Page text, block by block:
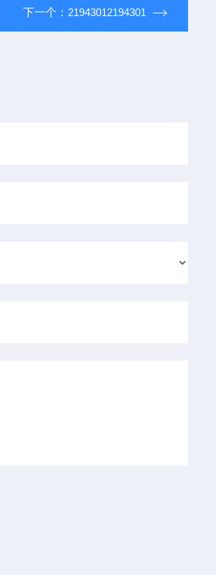
下一个： 21943012194301